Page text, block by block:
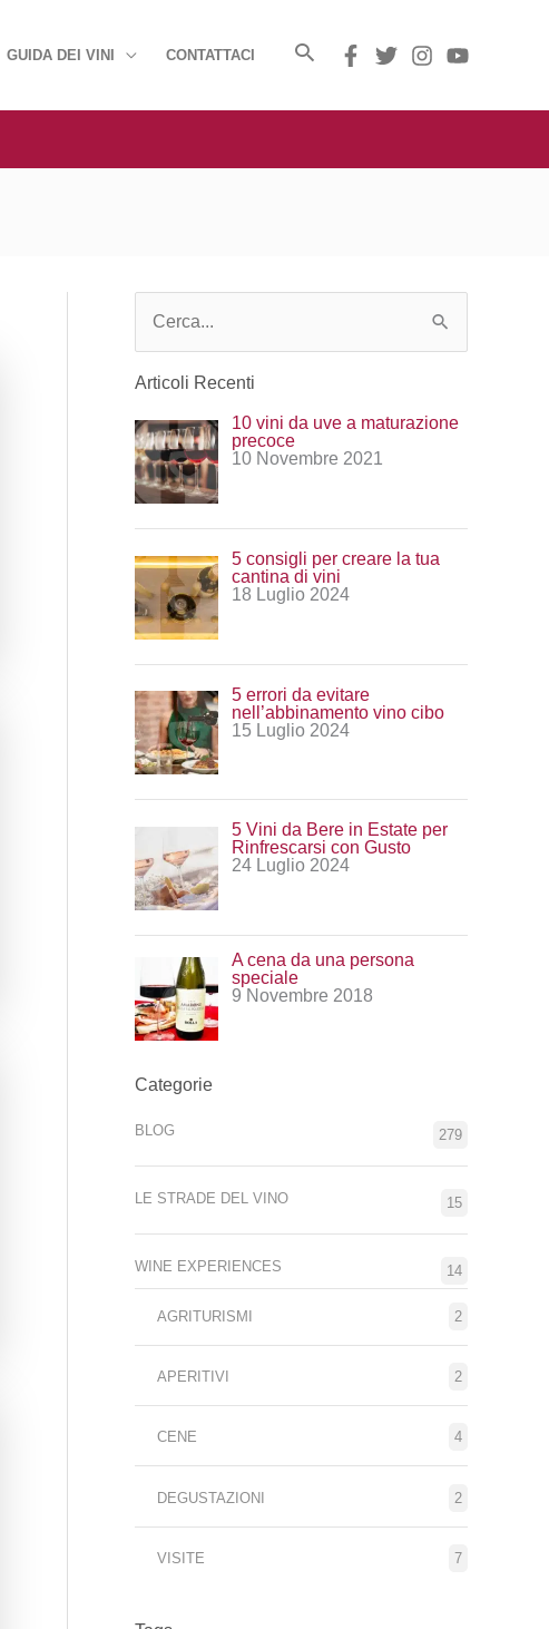
GUIDA DEI VINI CONTATTACI
c
a
:
Articoli Recenti
10 vini da uve a maturazione
precoce
10 Novembre 2021
5 consigli per creare la tua
cantina di vini
18 Luglio 2024
5 errori da evitare
nell’abbinamento vino cibo
15 Luglio 2024
5 Vini da Bere in Estate per
Rinfrescarsi con Gusto
24 Luglio 2024
A cena da una persona
speciale
9 Novembre 2018
Categorie
BLOG 279
LE STRADE DEL VINO 15
WINE EXPERIENCES 14
AGRITURISMI 2
APERITIVI 2
CENE 4
DEGUSTAZIONI 2
VISITE 7